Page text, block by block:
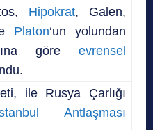
Hipokrat, Galen,
Platon‘un yolundan
göre evrensel
ile Rusya Çarlığı
Antlaşması